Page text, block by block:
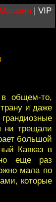
Магазин | VIP
общем-то,
и даже
ни трещали
большой
Кавказ в
еще раз
мала по
которые